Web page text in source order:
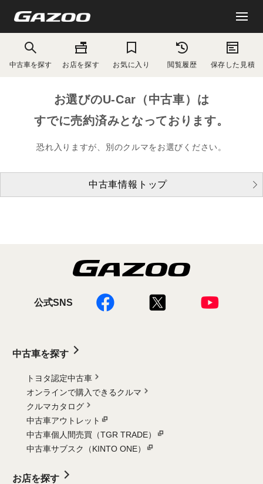
中古車を探す お店を探す お気に入り 閲覧履歴 保存した見積
お選びのU-Car（中古車）は
すでに売約済みとなっております。
恐れ入りますが、別のクルマをお選びください。
中古車情報トップ
公式SNS
中古車を探す
トヨタ認定中古車
オンラインで購入できるクルマ
クルマカタログ
中古車アウトレット
中古車個人間売買（TGR TRADE）
中古車サブスク（KINTO ONE）
お店を探す